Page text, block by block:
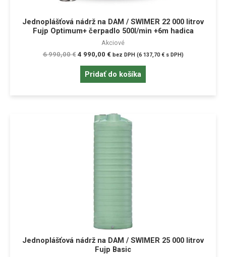
Jednoplášťová nádrž na DAM / SWIMER 22 000 litrov
Fujp Optimum+ čerpadlo 500l/min +6m hadica
Akciové
6 990,00€ 4 990,00 € bez DPH (6 137,70€s DPH)
Pridať do košíka
Jednoplášťová nádrž na DAM / SWIMER 25 000 litrov
Fujp Basic